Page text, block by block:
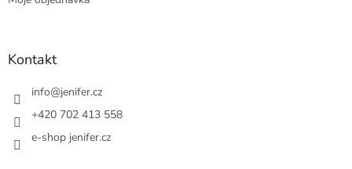
Kontakt
info@jenifer.cz
+420 702 413 558
e-shop jenifer.cz